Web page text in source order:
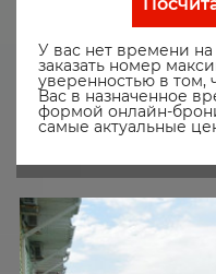
У вас нет времени
заказать номер
уверенностью в том,
Вас в назначенное
формой онлайн-
самые актуальные